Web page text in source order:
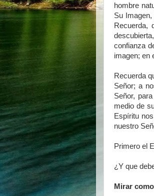
hombre
Su
Recuerda,
confianza
imagen; en
Recuerda
Señor; a
Señor,
medio de
Espíritu
nuestro
Primero el
¿Y que
Mirar